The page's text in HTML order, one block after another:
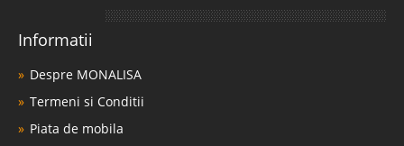
Informatii
Despre MONALISA
Termeni si Conditii
Piata de mobila